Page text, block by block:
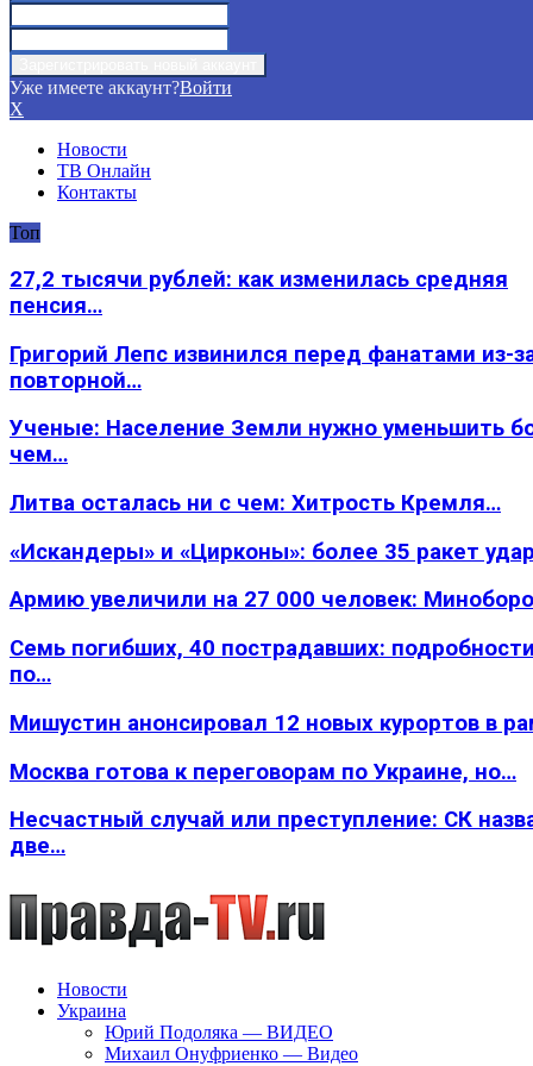
Уже имеете аккаунт?Войти
X
Новости
ТВ Онлайн
Контакты
Топ
27,2 тысячи рублей: как изменилась средняя
пенсия…
Григорий Лепс извинился перед фанатами из-
повторной…
Ученые: Население Земли нужно уменьшить
чем…
Литва осталась ни с чем: Хитрость Кремля…
«Искандеры» и «Цирконы»: более 35 ракет
Армию увеличили на 27 000 человек:
Семь погибших, 40 пострадавших:
по…
Мишустин анонсировал 12 новых курортов в
Москва готова к переговорам по Украине, но…
Несчастный случай или преступление: СК
две…
Новости
Украина
Юрий Подоляка — ВИДЕО
Михаил Онуфриенко — Видео